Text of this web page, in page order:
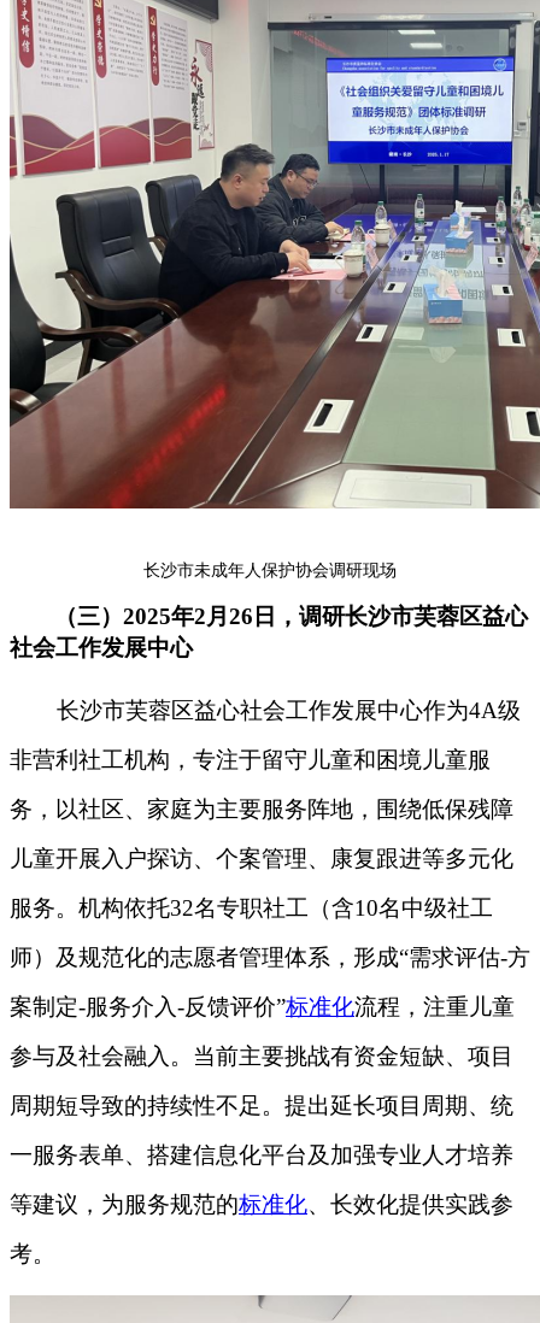
长沙市未成年人保护协会调研现场
（三）2025年2月26日，调研长沙市芙蓉区益心
社会工作发展中心
长沙市芙蓉区益心社会工作发展中心作为4A级
非营利社工机构，专注于留守儿童和困境儿童服
务，以社区、家庭为主要服务阵地，围绕低保残障
儿童开展入户探访、个案管理、康复跟进等多元化
服务。机构依托32名专职社工（含10名中级社工
师）及规范化的志愿者管理体系，形成“需求评估-方
案制定-服务介入-反馈评价”标准化流程，注重儿童
参与及社会融入。当前主要挑战有资金短缺、项目
周期短导致的持续性不足。提出延长项目周期、统
一服务表单、搭建信息化平台及加强专业人才培养
等建议，为服务规范的标准化、长效化提供实践参
考。